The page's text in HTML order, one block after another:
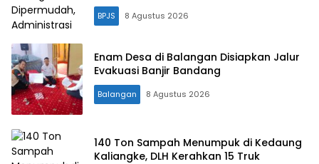
BPJS 8 Agustus 2026
Enam Desa di Balangan Disiapkan Jalur
Evakuasi Banjir Bandang
Balangan 8 Agustus 2026
140 Ton Sampah Menumpuk di Kedaung
Kaliangke, DLH Kerahkan 15 Truk